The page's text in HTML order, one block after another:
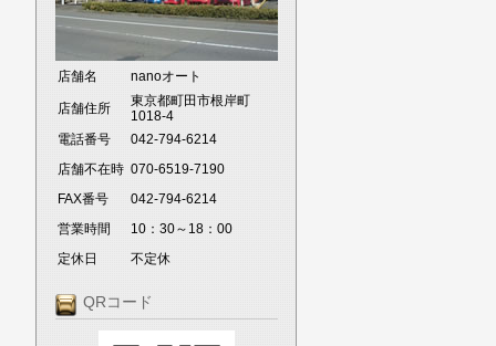
店舗名 nanoオート
店舗住所
東京都町田市根岸町
1018-4
電話番号
042-794-6214
店舗不在時 070-6519-7190
FAX番号
042-794-6214
営業時間
10：30～18：00
定休日
不定休
QRコード